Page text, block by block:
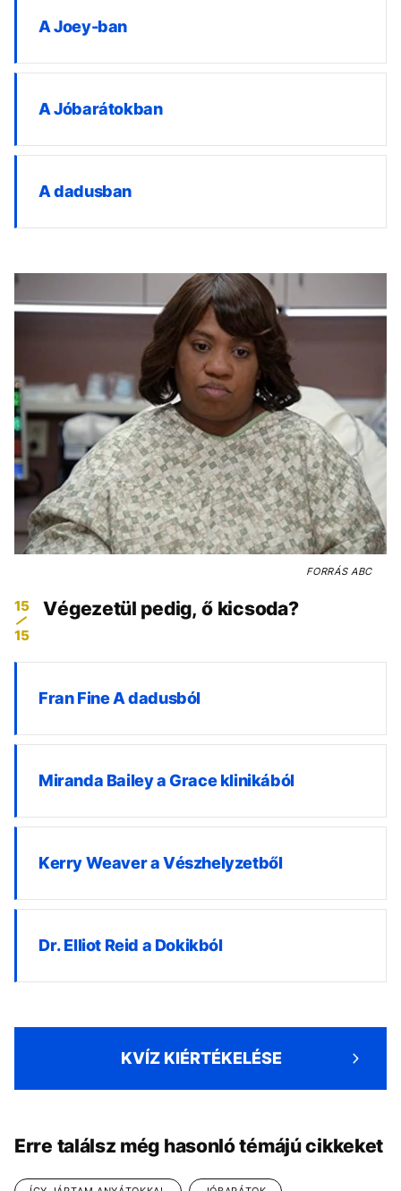
A Joey-ban
A Jóbarátokban
A dadusban
FORRÁSABC
15
15
Végezetül pedig, ő kicsoda?
Fran Fine A dadusból
Miranda Bailey a Grace klinikából
Kerry Weaver a Vészhelyzetből
Dr. Elliot Reid a Dokikból
KVÍZ KIÉRTÉKELÉSE
Erre találsz még hasonló témájú cikkeket